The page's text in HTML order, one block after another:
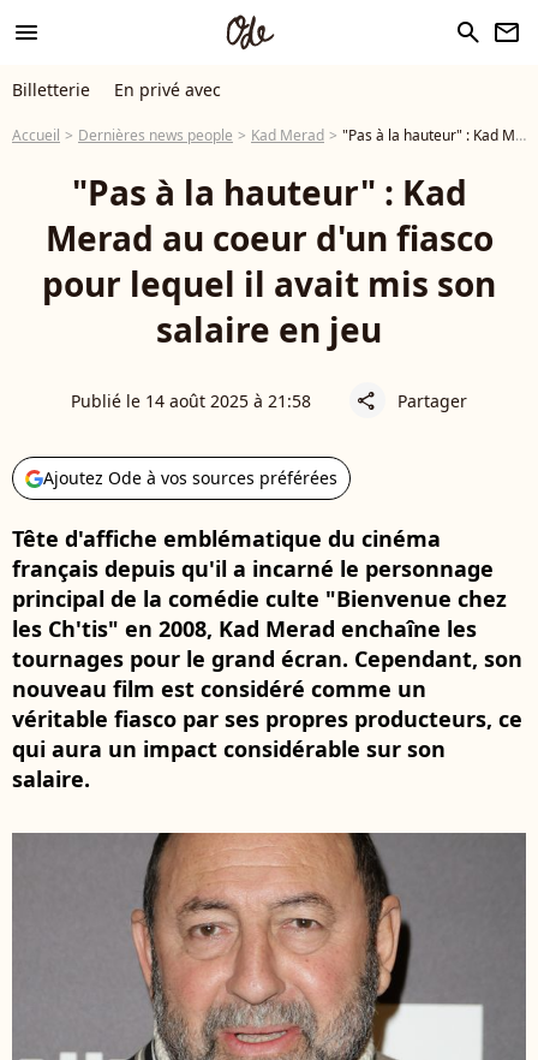
menu search newsletter
Billetterie En privé avec
Accueil Dernières news people Kad Merad "Pas à la hauteur" : Kad Merad au coeur d'un fiasco pour lequel il avait mis son salaire en jeu
"Pas à la hauteur" : Kad
Merad au coeur d'un fiasco
pour lequel il avait mis son
salaire en jeu
Publié le 14 août 2025 à 21:58 share Partager
Ajoutez Ode à vos sources préférées
Tête d'affiche emblématique du cinéma
français depuis qu'il a incarné le personnage
principal de la comédie culte "Bienvenue chez
les Ch'tis" en 2008, Kad Merad enchaîne les
tournages pour le grand écran. Cependant, son
nouveau film est considéré comme un
véritable fiasco par ses propres producteurs, ce
qui aura un impact considérable sur son
salaire.